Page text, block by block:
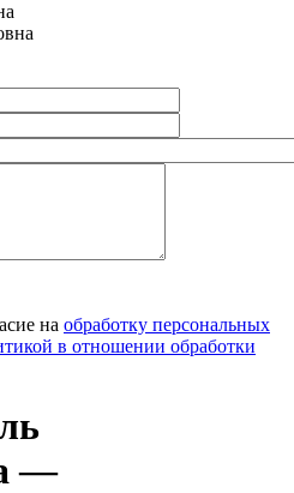
на обработку персональных
в отношении обработки
—